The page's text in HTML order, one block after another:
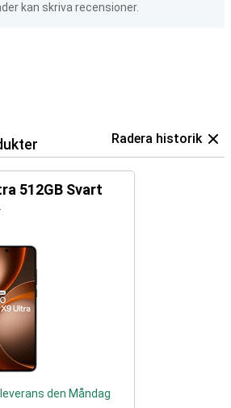
kan skriva recensioner.
Radera historik
512GB Svart
den Måndag